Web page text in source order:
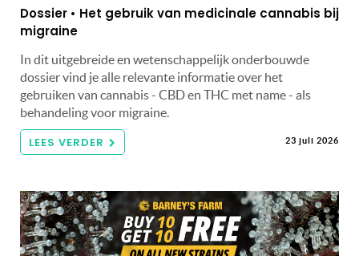
Dossier • Het gebruik van medicinale cannabis bij
migraine
In dit uitgebreide en wetenschappelijk onderbouwde
dossier vind je alle relevante informatie over het
gebruiken van cannabis - CBD en THC met name - als
behandeling voor migraine.
LEES VERDER 23 juli 2026